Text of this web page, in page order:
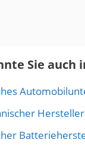
Sie auch